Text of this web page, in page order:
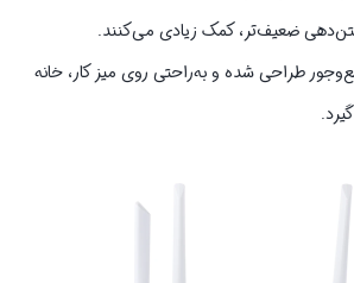
ضعیف‌تر، کمک زیادی می‌کنند.
طراحی شده و به‌راحتی روی میز کار، خانه